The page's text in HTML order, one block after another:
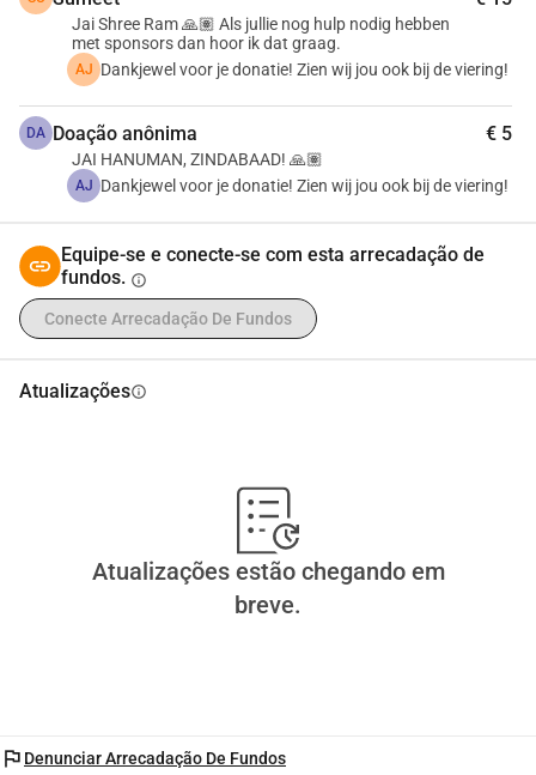
Jai Shree Ram 🙏🏽 Als jullie nog hulp nodig hebben
met sponsors dan hoor ik dat graag.
AJ Dankjewel voor je donatie! Zien wij jou ook bij de viering!
DA Doação anônima € 5
JAI HANUMAN, ZINDABAAD! 🙏🏽
AJ Dankjewel voor je donatie! Zien wij jou ook bij de viering!
Equipe-se e conecte-se com esta arrecadação de
fundos. info
Conecte Arrecadação De Fundos
Atualizaçõesinfo
Atualizações estão chegando em
breve.
flag Denunciar Arrecadação De Fundos